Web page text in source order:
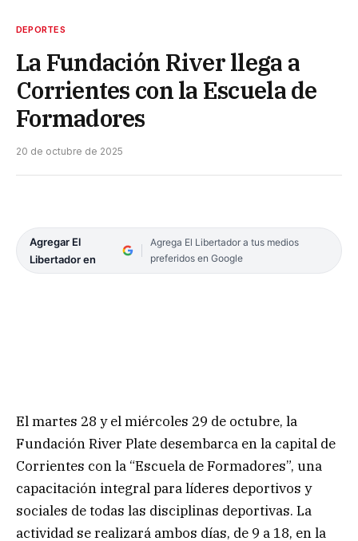
DEPORTES
La Fundación River llega a
Corrientes con la Escuela de
Formadores
20 de octubre de 2025
Agregar El
Libertador en
Agrega El Libertador a tus medios
preferidos en Google
El martes 28 y el miércoles 29 de octubre, la
Fundación River Plate desembarca en la capital de
Corrientes con la “Escuela de Formadores”, una
capacitación integral para líderes deportivos y
sociales de todas las disciplinas deportivas. La
actividad se realizará ambos días, de 9 a 18, en la